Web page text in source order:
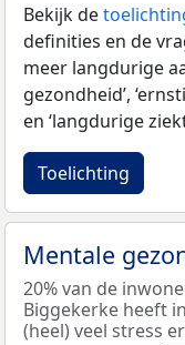
Bekijk de
definities en de
meer langdurige
gezondheid’,
en ‘langdurige
Toelichting
Mentale
20% van de
Biggekerke heeft
(heel) veel stress